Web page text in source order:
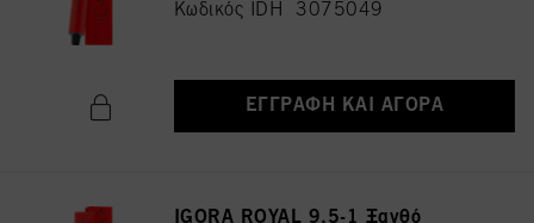
Κωδικός IDH 3075049
ΕΓΓΡΑΦΉ ΚΑΙ ΑΓΟΡΆ
IGORA ROYAL 9,5-1 Ξανθό